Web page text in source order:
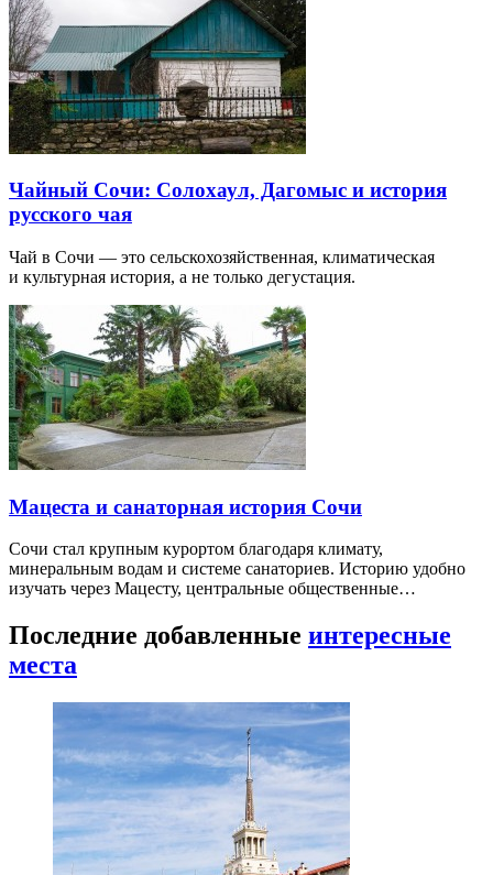
Чайный Сочи: Солохаул, Дагомыс и история
русского чая
Чай в Сочи — это сельскохозяйственная, климатическая
и культурная история, а не только дегустация.
Мацеста и санаторная история Сочи
Сочи стал крупным курортом благодаря климату,
минеральным водам и системе санаториев. Историю удобно
изучать через Мацесту, центральные общественные…
Последние добавленные интересные
места